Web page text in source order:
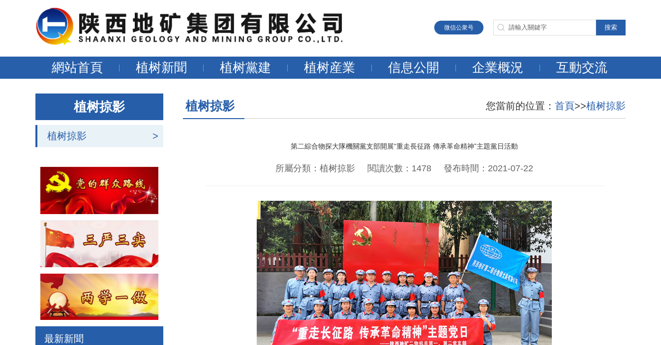
微信公衆号
網站首頁 植树新聞 植树黨建 植树産業 信息公開 企業概況 互動交流
植树掠影
植树掠影 >
最新新聞
植树掠影 您當前的位置： 首頁>>植树掠影
第二綜合物探大隊機關黨支部開展“重走長征路 傳承革命精神”主題黨日活動
所屬分類：植树掠影 閱讀次數：1478 發布時間：2021-07-22